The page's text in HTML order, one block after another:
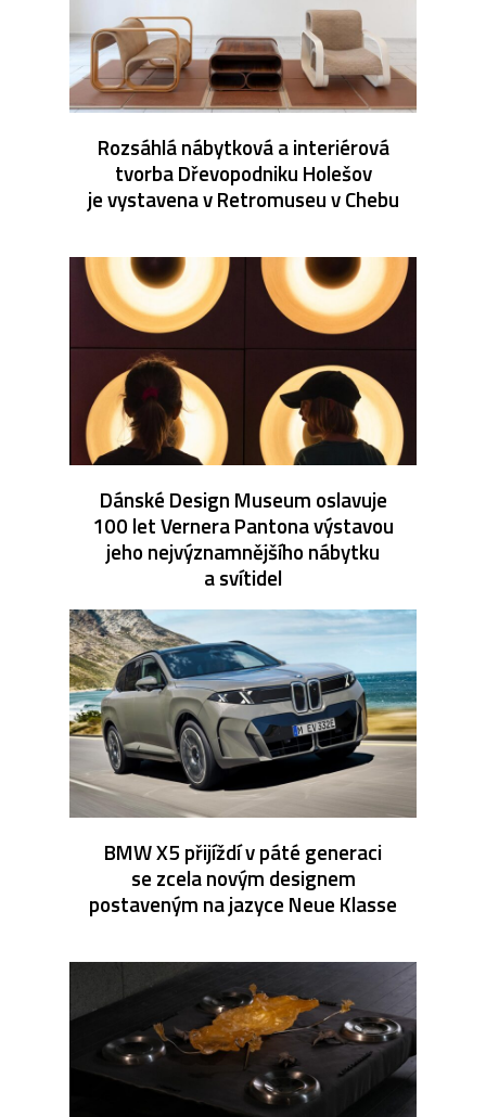
Rozsáhlá nábytková a interiérová
tvorba Dřevopodniku Holešov
je vystavena v Retromuseu v Chebu
Dánské Design Museum oslavuje
100 let Vernera Pantona výstavou
jeho nejvýznamnějšího nábytku
a svítidel
BMW X5 přijíždí v páté generaci
se zcela novým designem
postaveným na jazyce Neue Klasse